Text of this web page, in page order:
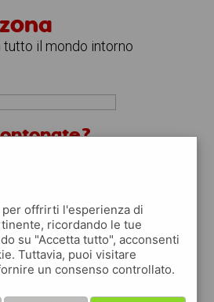
tutto il mondo intorno
↴
gratis app
tuoi annunci
offrirti l'esperienza di
ricordando le tue
su "Accetta tutto", acconsenti
Tuttavia, puoi visitare
un consenso controllato.